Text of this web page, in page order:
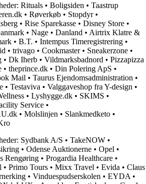
Rituals • Boligsiden • Taastrup
• Røverkøb • Stopdyr•
• Rise Sparekasse • Disney Store •
• Nage • Danland • Airtrix Klatre &
• B.T. • Intempus Timeregistrering •
• trivago • Cookmaster• Sneakerzone •
• Dk Iherb • Vildmarksbadnord • Pizzapizza
• theprince.dk • Din Polering ApS •
Mail • Taurus Ejendomsadministration •
• Testaviva • Valggaveshop fra Y-design •
• Lyshygge.dk • SKIMS •
Service •
• Molslinjen • Slankmedketo •
Sydbank A/S • TakeNOW •
• Odense Auktionerne • Opel •
Rengøring • Progardia Healthcare •
• Primo Tours • Mixx Travel • Evida • Claus
• Vinduespudserskolen • EYDA •